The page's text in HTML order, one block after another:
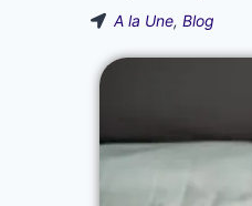
A la Une, Blog